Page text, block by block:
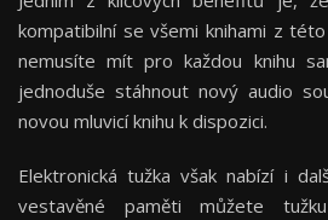
kompatibilní se všemi knihami z
nemusíte mít pro každou knihu
jednoduše stáhnout nový audio
novou mluvicí knihu k dispozici.
Elektronická tužka však nabízí i
vestavěné paměti můžete